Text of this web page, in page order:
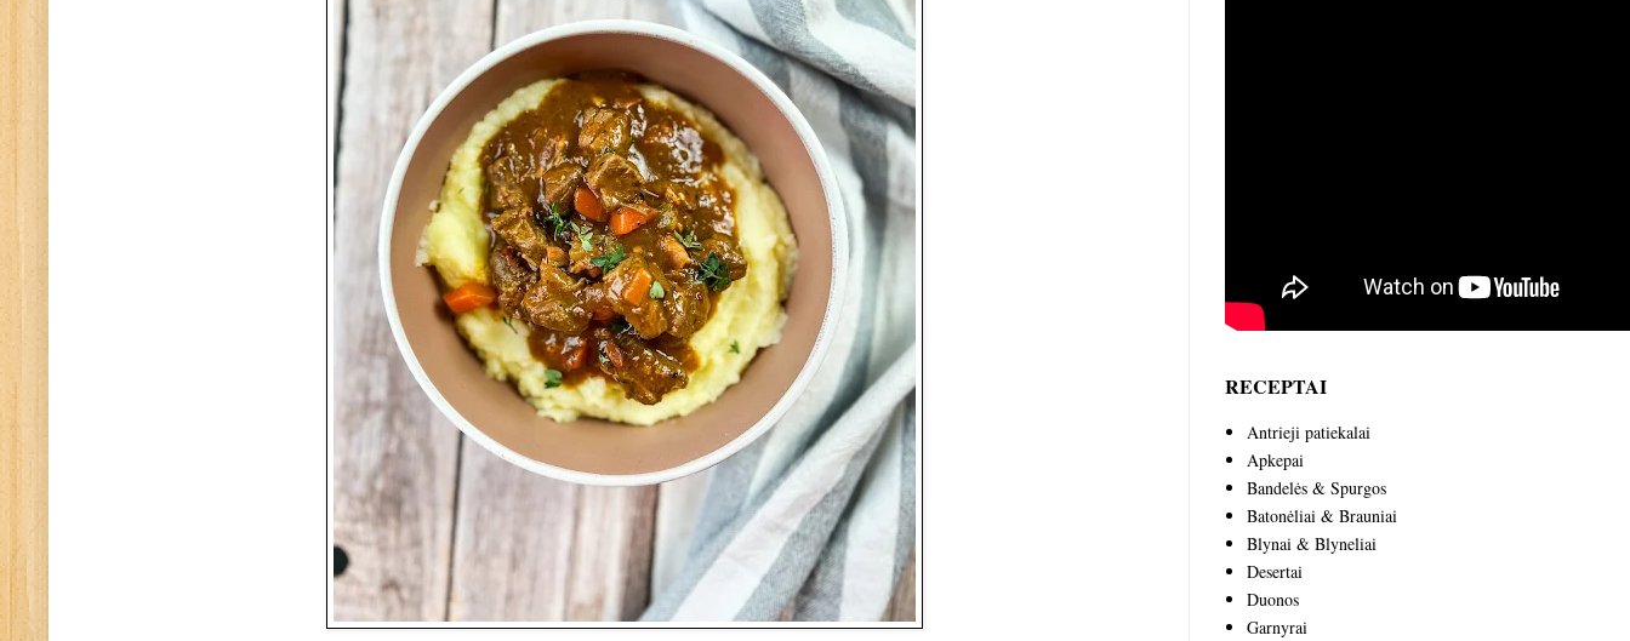
RECEPTAI
Antrieji patiekalai
Apkepai
Bandelės & Spurgos
Batonėliai & Brauniai
Blynai & Blyneliai
Desertai
Duonos
Garnyrai